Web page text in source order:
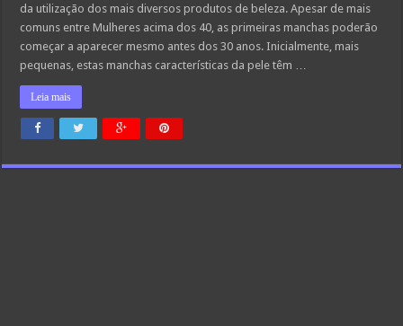
da utilização dos mais diversos produtos de beleza. Apesar de mais
comuns entre Mulheres acima dos 40, as primeiras manchas poderão
começar a aparecer mesmo antes dos 30 anos. Inicialmente, mais
pequenas, estas manchas características da pele têm …
Leia mais